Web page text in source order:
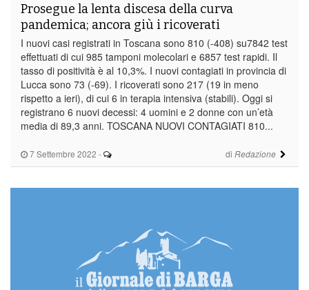
7 Settembre 2022 - di Redazione
Prosegue la lenta discesa della curva
pandemica; ancora giù i ricoverati
I nuovi casi registrati in Toscana sono 810 (-408) su7842 test
effettuati di cui 985 tamponi molecolari e 6857 test rapidi. Il
tasso di positività è al 10,3%. I nuovi contagiati in provincia di
Lucca sono 73 (-69). I ricoverati sono 217 (19 in meno
rispetto a ieri), di cui 6 in terapia intensiva (stabili). Oggi si
registrano 6 nuovi decessi: 4 uomini e 2 donne con un’età
media di 89,3 anni. TOSCANA NUOVI CONTAGIATI 810...